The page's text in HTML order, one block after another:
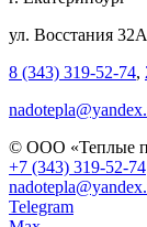
ул. Восстания
8 (343) 319-52-74,
© ООО «Теплые
+7 (343) 319-52-74
Telegram